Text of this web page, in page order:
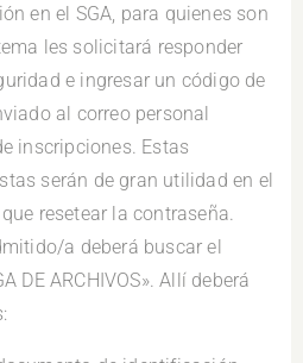
en el SGA, para quienes son
les solicitará responder
e ingresar un código de
al correo personal
inscripciones. Estas
serán de gran utilidad en el
resetear la contraseña.
a deberá buscar el
DE ARCHIVOS». Allí deberá